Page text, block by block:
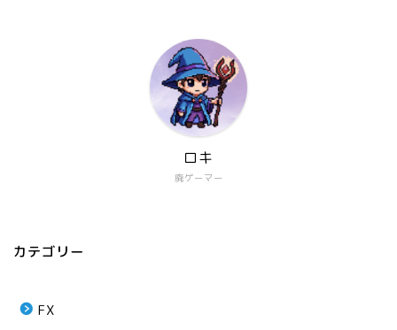
廃ゲーマー
ロキ
カテゴリー
FX